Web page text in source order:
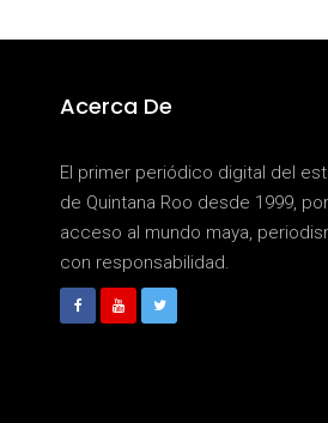
Acerca De
El primer periódico digital del
de Quintana Roo desde 1999,
acceso al mundo maya,
con responsabilidad.